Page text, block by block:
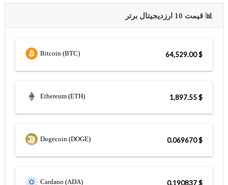
📊 قیمت 10 ارزدیجیتال برتر
Bitcoin (BTC) $ 64,529.00
Ethereum (ETH) $ 1,897.55
Dogecoin (DOGE) $ 0.069670
Cardano (ADA) $ 0.190837